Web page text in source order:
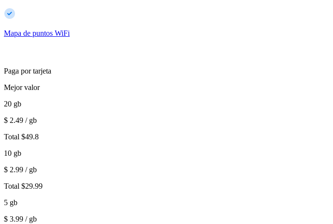
Mapa de puntos WiFi
Paga por tarjeta
Mejor valor
20 gb
$ 2.49 / gb
Total $49.8
10 gb
$ 2.99 / gb
Total $29.99
5 gb
$ 3.99 / gb